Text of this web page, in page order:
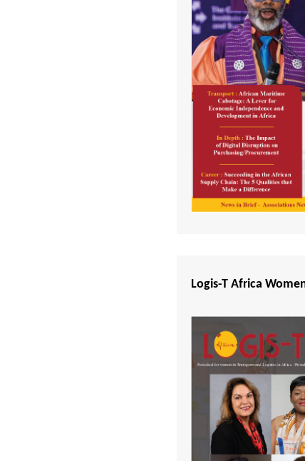
Logis-T Africa